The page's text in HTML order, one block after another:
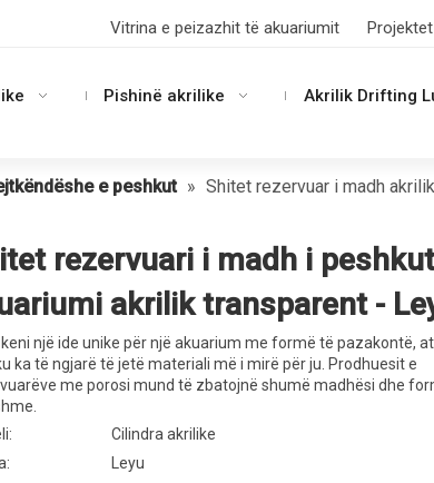
Vitrina e peizazhit të akuariumit
Pishinë akrilike Akrilik Drifting
e peshkut » Shitet rezervuar i madh
rezervuari i madh i peshkut
akrilik transparent -
keni një ide unike për një akuarium me formë të pazakontë,
ka të ngjarë të jetë materiali më i mirë për ju. Prodhuesit e
me porosi mund të zbatojnë shumë madhësi dhe
Cilindra akrilike
Leyu